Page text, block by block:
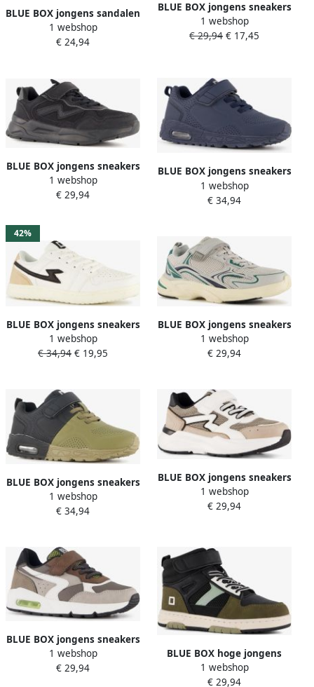
BLUE BOX jongens sandalen
met camouflageprint Groen
1 webshop
€ 24,94
BLUE BOX jongens sneakers
blauw oranje
1 webshop
€ 29,94 € 17,45
BLUE BOX jongens sneakers
zwart
1 webshop
€ 29,94
BLUE BOX jongens sneakers
met airzool donkerblauw
1 webshop
€ 34,94
42%
BLUE BOX jongens sneakers
wit beige
1 webshop
€ 34,94 € 19,95
BLUE BOX jongens sneakers
grijs groen Uitneembare
zool
1 webshop
€ 29,94
BLUE BOX jongens sneakers
met airzool zwart groen
1 webshop
€ 34,94
BLUE BOX jongens sneakers
beige wit Uitneembare zool
1 webshop
€ 29,94
BLUE BOX jongens sneakers
met airzool bruin
1 webshop
€ 29,94
BLUE BOX hoge jongens
sneakers zwart groen
1 webshop
€ 29,94